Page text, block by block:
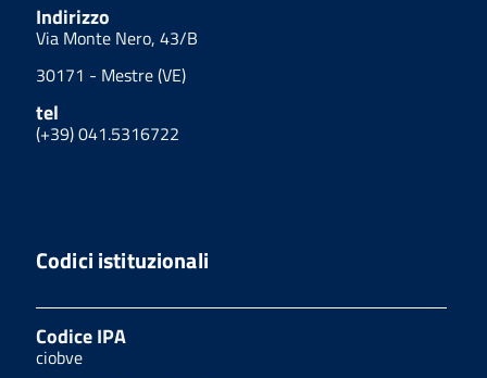
Indirizzo
Via Monte Nero, 43/B
30171 - Mestre (VE)
tel
(+39) 041.5316722
Codici istituzionali
Codice IPA
ciobve